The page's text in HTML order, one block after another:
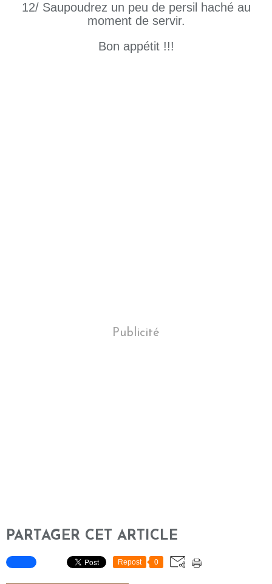
12/ Saupoudrez un peu de persil haché au
moment de servir.
Bon appétit !!!
Publicité
PARTAGER CET ARTICLE
Repost 0